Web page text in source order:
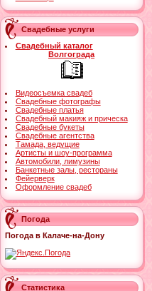
Свадебные услуги
Свадебный каталог
Волгограда
Видеосъемка свадеб
Свадебные фотографы
Свадебные платья
Свадебный макияж и прическа
Свадебные букеты
Свадебные агентства
Тамада, ведущие
Артисты и шоу-программа
Автомобили, лимузины
Банкетные залы, рестораны
Фейерверк
Оформление свадеб
Погода
Погода в Калаче-на-Дону
Статистика